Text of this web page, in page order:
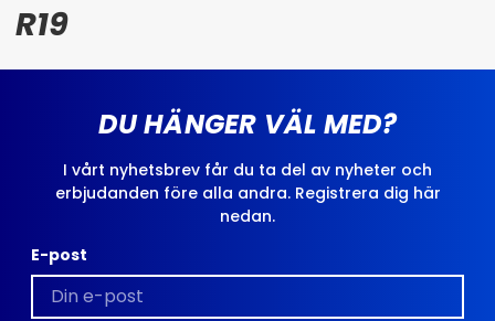
R19
DU HÄNGER VÄL MED?
I vårt nyhetsbrev får du ta del av nyheter och
erbjudanden före alla andra. Registrera dig här
nedan.
E-post